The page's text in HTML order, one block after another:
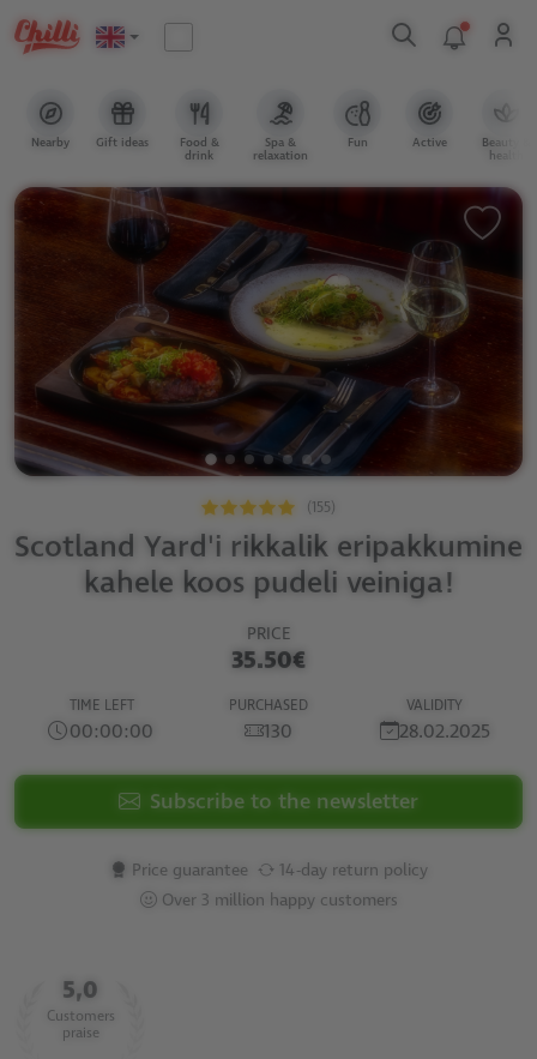
Nearby Gift ideas Food &
drink
Spa &
relaxation
Fun Active Beauty &
health
(155)
Scotland Yard'i rikkalik eripakkumine
kahele koos pudeli veiniga!
PRICE
35.50€
TIME LEFT
00:00:00
PURCHASED
130
VALIDITY
28.02.2025
Subscribe to the newsletter
Price guarantee
14-day return policy
Over 3 million happy customers
5,0
Customers
praise